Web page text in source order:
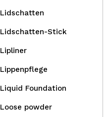
Lidschatten
Lidschatten-Stick
Lipliner
Lippenpflege
Liquid Foundation
Loose powder